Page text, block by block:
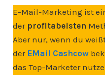
E-Mail-Marketing ist
der profitabelsten
Aber nur, wenn du
der EMail Cashcow
das Top-Marketer